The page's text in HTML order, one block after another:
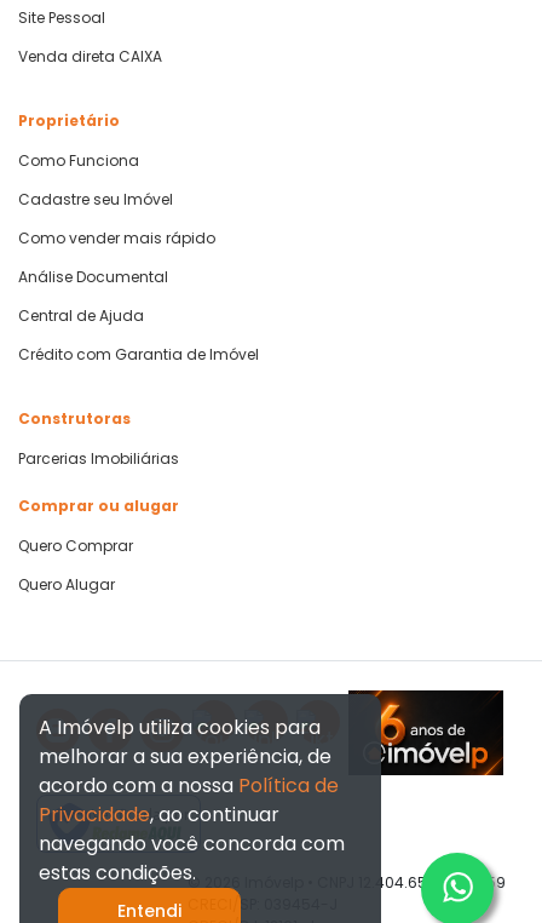
Site Pessoal
Venda direta CAIXA
Proprietário
Como Funciona
Cadastre seu Imóvel
Como vender mais rápido
Análise Documental
Central de Ajuda
Crédito com Garantia de Imóvel
Construtoras
Parcerias Imobiliárias
Comprar ou alugar
Quero Comprar
Quero Alugar
Verificada por
© 2026 Imóvelp • CNPJ 12.404.656/0001-59
CRECI/SP: 039454-J
A Imóvelp utiliza cookies para
melhorar a sua experiência, de
acordo com a nossa Política de
Privacidade, ao continuar
navegando você concorda com
estas condições.
Entendi